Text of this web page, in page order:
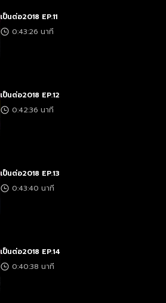
เป็นต่อ2018 EP.11
0:43:26 นาที
เป็นต่อ2018 EP.12
0:42:36 นาที
เป็นต่อ2018 EP.13
0:43:40 นาที
เป็นต่อ2018 EP.14
0:40:38 นาที